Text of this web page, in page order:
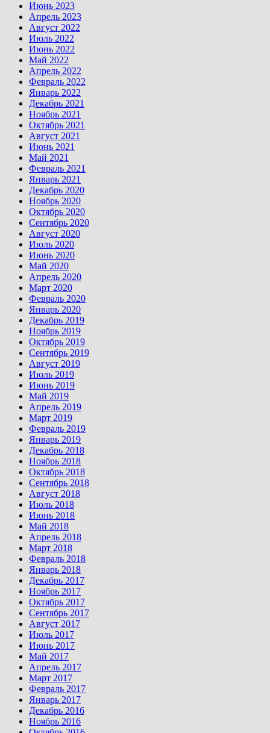
Июнь 2023
Апрель 2023
Август 2022
Июль 2022
Июнь 2022
Май 2022
Апрель 2022
Февраль 2022
Январь 2022
Декабрь 2021
Ноябрь 2021
Октябрь 2021
Август 2021
Июнь 2021
Май 2021
Февраль 2021
Январь 2021
Декабрь 2020
Ноябрь 2020
Октябрь 2020
Сентябрь 2020
Август 2020
Июль 2020
Июнь 2020
Май 2020
Апрель 2020
Март 2020
Февраль 2020
Январь 2020
Декабрь 2019
Ноябрь 2019
Октябрь 2019
Сентябрь 2019
Август 2019
Июль 2019
Июнь 2019
Май 2019
Апрель 2019
Март 2019
Февраль 2019
Январь 2019
Декабрь 2018
Ноябрь 2018
Октябрь 2018
Сентябрь 2018
Август 2018
Июль 2018
Июнь 2018
Май 2018
Апрель 2018
Март 2018
Февраль 2018
Январь 2018
Декабрь 2017
Ноябрь 2017
Октябрь 2017
Сентябрь 2017
Август 2017
Июль 2017
Июнь 2017
Май 2017
Апрель 2017
Март 2017
Февраль 2017
Январь 2017
Декабрь 2016
Ноябрь 2016